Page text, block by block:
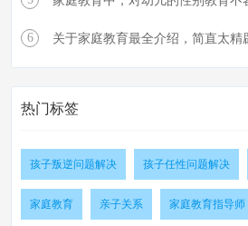
6 关于家庭教育最全介绍，简直太精
热门标签
孩子叛逆问题解决 孩子任性问题解决
家庭教育 亲子关系 家庭教育指导师